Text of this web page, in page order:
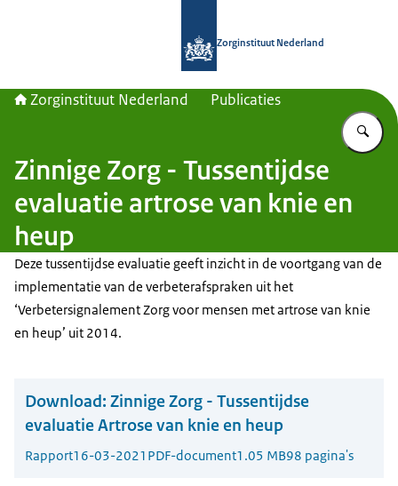
Zorginstituut Nederland
Zorginstituut Nederland Publicaties
Zinnige Zorg - Tussentijdse
evaluatie artrose van knie en
heup
Deze tussentijdse evaluatie geeft inzicht in de voortgang van de
implementatie van de verbeterafspraken uit het
‘Verbetersignalement Zorg voor mensen met artrose van knie
en heup’ uit 2014.
Download: Zinnige Zorg - Tussentijdse
evaluatie Artrose van knie en heup
Rapport16-03-2021 PDF-document1.05 MB98 pagina's